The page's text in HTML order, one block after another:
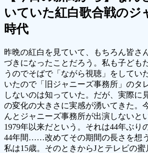
いていた紅白歌合戦のジ
時代
昨晩の紅白を見ていて、もちろん皆さ
づきになったことだろう。私も子ども
うのでそばで「ながら視聴」をしてい
いたので「旧ジャニーズ事務所」のタ
しないのは知っていた。だが、実際に
の変化の大きさに実感が湧いてきた。
んとジャニーズ事務所が出演しないと
1979年以来だという。それは44年ぶり
44年間……改めてその期間の長さを想う
私は15歳。そのときからJとテレビの